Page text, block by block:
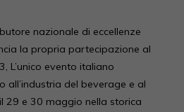
nazionale di eccellenze
la propria partecipazione al
L’unico evento italiano
all’industria del beverage e al
29 e 30 maggio nella storica